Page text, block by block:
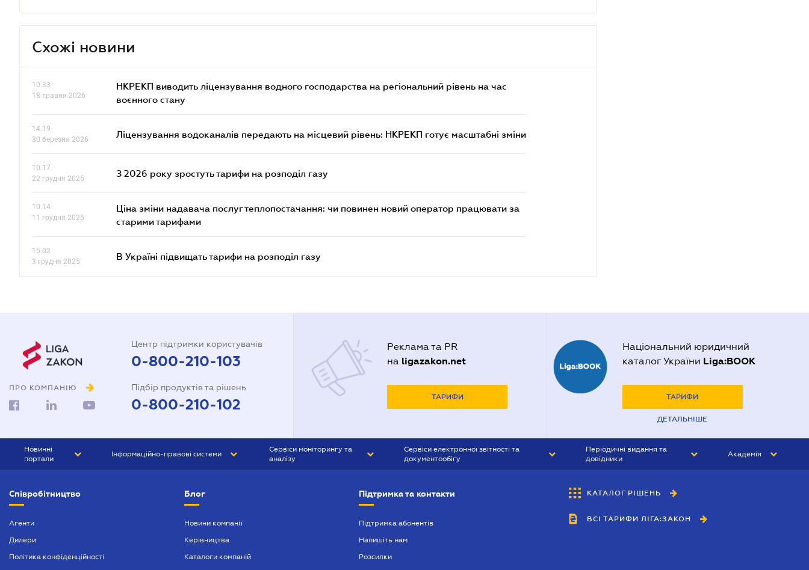
Схожі новини
10.33
18 травня 2026
НКРЕКП виводить ліцензування водного господарства на регіональний рівень на час
воєнного стану
14.19
30 березня 2026
Ліцензування водоканалів передають на місцевий рівень: НКРЕКП готує масштабні зміни
10.17
22 грудня 2025
З 2026 року зростуть тарифи на розподіл газу
10.14
11 грудня 2025
Ціна зміни надавача послуг теплопостачання: чи повинен новий оператор працювати за
старими тарифами
15.02
3 грудня 2025
В Україні підвищать тарифи на розподіл газу
ПРО КОМПАНІЮ
Центр підтримки користувачів
0-800-210-103
Підбір продуктів та рішень
0-800-210-102
Реклама та PR
на ligazakon.net
ТАРИФИ
Національний юридичний
каталог України Liga:BOOK
ТАРИФИ
ДЕТАЛЬНІШЕ
Новинні
портали
БІЗНЕС
Інформаційно-правові системи
БУХГАЛТЕР ПРОФ
Сервіси моніторингу та
аналізу
Сервіси електронної звітності та
документообігу
Періодичні видання та
довідники
БУХГАЛТЕР&ЗАКОН
ВІСНИК МСФЗ
Академія
Співробітництво
Агенти
Дилери
Політика конфіденційності
Блог
Новини компанії
Керівництва
Каталоги компаній
Підтримка та контакти
Підтримка абонентів
Напишіть нам
Розсилки
КАТАЛОГ РІШЕНЬ
ВСІ ТАРИФИ ЛІГА:ЗАКОН